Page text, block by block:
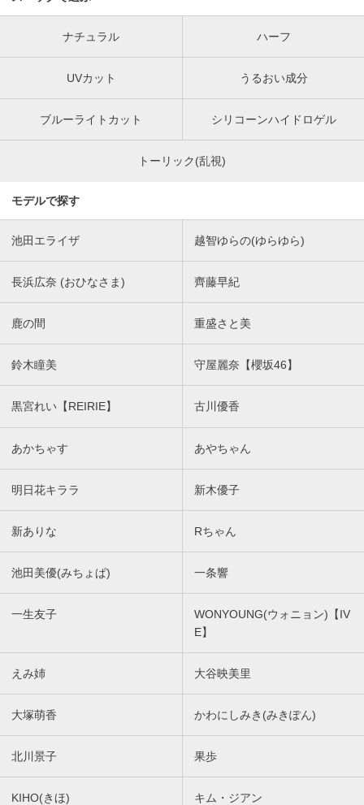
ナチュラル ハーフ
UVカット うるおい成分
ブルーライトカット シリコーンハイドロゲル
トーリック(乱視)
モデルで探す
池田エライザ 越智ゆらの(ゆらゆら)
長浜広奈 (おひなさま) 齊藤早紀
鹿の間 重盛さと美
鈴木瞳美 守屋麗奈【櫻坂46】
黒宮れい【REIRIE】 古川優香
あかちゃす あやちゃん
明日花キララ 新木優子
新ありな Rちゃん
池田美優(みちょぱ) 一条響
一生友子
WONYOUNG(ウォニョン)【IV
E】
えみ姉 大谷映美里
大塚萌香 かわにしみき(みきぽん)
北川景子 果歩
KIHO(きほ) キム・ジアン